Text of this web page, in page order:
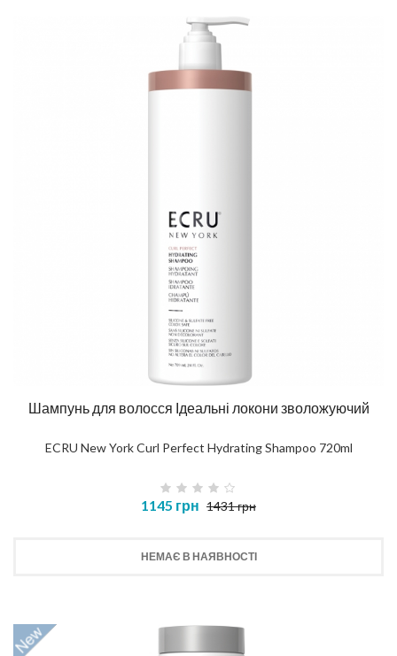
Шампунь для волосся Ідеальні локони зволожуючий
ECRU New York Curl Perfect Hydrating Shampoo 720ml
1145 грн 1431 грн
НЕМАЄ В НАЯВНОСТІ